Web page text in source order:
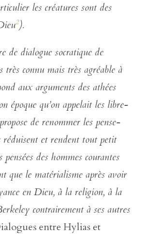
les créatures sont des
2).
de dialogue socratique de
très connu mais très agréable à
aux arguments des athées
époque qu’on appelait les libre-
de renommer les pense-
réduisent et rendent tout petit
pensées des hommes courantes
que le matérialisme après avoir
en Dieu, à la religion, à la
contrairement à ses autres
entre Hylias et